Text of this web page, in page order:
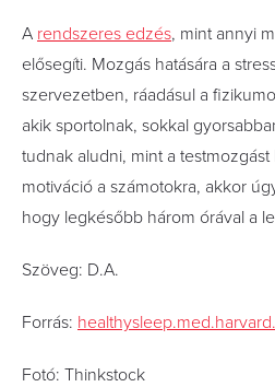
A rendszeres edzés, mint annyi
elősegíti. Mozgás hatására a
szervezetben, ráadásul a
akik sportolnak, sokkal
tudnak aludni, mint a
motiváció a számotokra, akkor
hogy legkésőbb három órával a
Szöveg: D.A.
Forrás:
Fotó: Thinkstock